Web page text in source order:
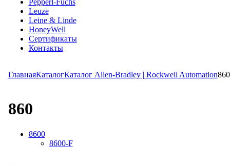
Pepperl-Fuchs
Leuze
Leine & Linde
HoneyWell
Сертификаты
Контакты
ГлавнаяКаталогКаталог Allen-Bradley | Rockwell Automation860
860
8600
8600-F